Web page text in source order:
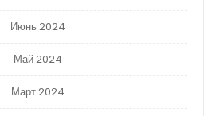
Июнь 2024
Май 2024
Март 2024